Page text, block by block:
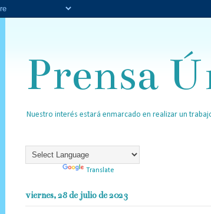
Prensa
Nuestro interés estará enmarcado en realizar un
Translate
viernes, 28 de julio de 2023